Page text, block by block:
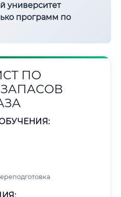
университет
программ по
ПО